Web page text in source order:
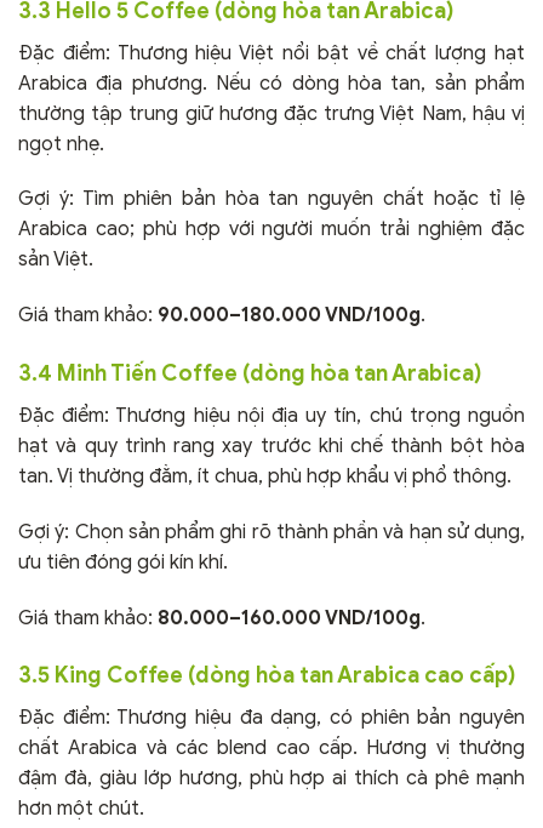
3.3 Hello 5 Coffee (dòng hòa tan Arabica)
Đặc điểm: Thương hiệu Việt nổi bật về chất lượng hạt
Arabica địa phương. Nếu có dòng hòa tan, sản phẩm
thường tập trung giữ hương đặc trưng Việt Nam, hậu vị
ngọt nhẹ.
Gợi ý: Tìm phiên bản hòa tan nguyên chất hoặc tỉ lệ
Arabica cao; phù hợp với người muốn trải nghiệm đặc
sản Việt.
Giá tham khảo: 90.000–180.000 VND/100g.
3.4 Minh Tiến Coffee (dòng hòa tan Arabica)
Đặc điểm: Thương hiệu nội địa uy tín, chú trọng nguồn
hạt và quy trình rang xay trước khi chế thành bột hòa
tan. Vị thường đằm, ít chua, phù hợp khẩu vị phổ thông.
Gợi ý: Chọn sản phẩm ghi rõ thành phần và hạn sử dụng,
ưu tiên đóng gói kín khí.
Giá tham khảo: 80.000–160.000 VND/100g.
3.5 King Coffee (dòng hòa tan Arabica cao cấp)
Đặc điểm: Thương hiệu đa dạng, có phiên bản nguyên
chất Arabica và các blend cao cấp. Hương vị thường
đậm đà, giàu lớp hương, phù hợp ai thích cà phê mạnh
hơn một chút.